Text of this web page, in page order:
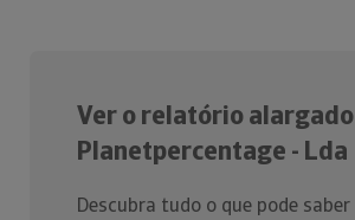
Ver o relatório
Planetpercentage - Lda
Descubra tudo o que pode